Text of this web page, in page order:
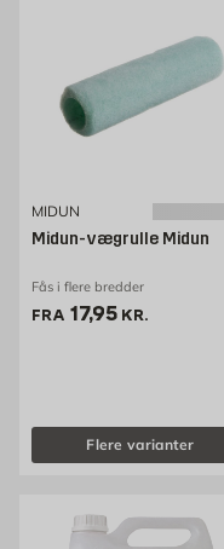
MIDUN
Midun-vægrulle Midun
Fås i flere bredder
FRA Pris 17.95 kr. /stk
17,95 KR.
Flere varianter